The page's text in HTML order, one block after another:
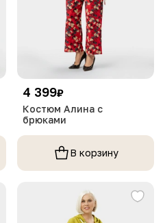
4 399₽
Костюм Алина с
брюками
В корзину